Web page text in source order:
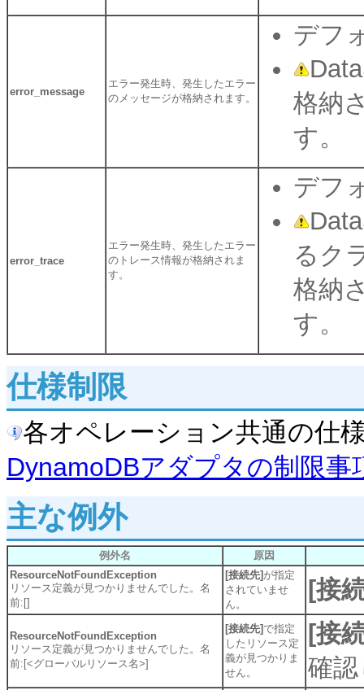
error_message
エラー発生時、発生したエラー
のメッセージが格納されます。
デフ
格納
す。
error_trace
エラー発生時、発生したエラー
のトレース情報が格納されま
す。
デフ
るク
格納
す。
仕様制限
各オペレーション共通の仕
DynamoDBアダプタの制限事
主な例外
例外名
原因
ResourceNotFoundException
リソース定義が見つかりませんでした。名
前:[]
[接続先] が指定
されていませ
ん。
[接
ResourceNotFoundException
リソース定義が見つかりませんでした。名
前:[<グローバルリソース名>]
[接続先] で指定
したリソース定
義が見つかりま
せん。
[接
確